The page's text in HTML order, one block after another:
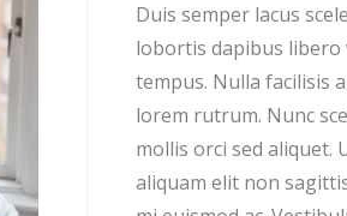
Duis semper lacus
lobortis dapibus
tempus. Nulla facilisis
lorem rutrum. Nunc
mollis orci sed aliquet.
aliquam elit non